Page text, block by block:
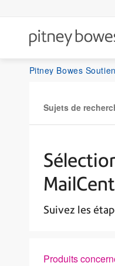
Pitney Bowes
Sujets de
Suivez les
Produits